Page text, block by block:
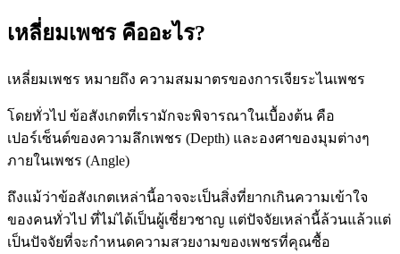
เหลี่ยมเพชร คืออะไร?
เหลี่ยมเพชร หมายถึง ความสมมาตรของการเจียระไนเพชร
โดยทั่วไป ข้อสังเกตที่เรามักจะพิจารณาในเบื้องต้น คือ
เปอร์เซ็นต์ของความลึกเพชร (Depth) และองศาของมุมต่างๆ
ภายในเพชร (Angle)
ถึงแม้ว่าข้อสังเกตเหล่านี้อาจจะเป็นสิ่งที่ยากเกินความเข้าใจ
ของคนทั่วไป ที่ไม่ได้เป็นผู้เชี่ยวชาญ แต่ปัจจัยเหล่านี้ล้วนแล้วแต่
เป็นปัจจัยที่จะกำหนดความสวยงามของเพชรที่คุณซื้อ